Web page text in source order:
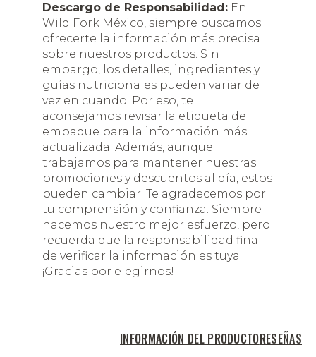
INFORMACIÓN DEL PRODUCTORESEÑAS
Descargo de Responsabilidad: En
Wild Fork México, siempre buscamos
ofrecerte la información más precisa
sobre nuestros productos. Sin
embargo, los detalles, ingredientes y
guías nutricionales pueden variar de
vez en cuando. Por eso, te
aconsejamos revisar la etiqueta del
empaque para la información más
actualizada. Además, aunque
trabajamos para mantener nuestras
promociones y descuentos al día, estos
pueden cambiar. Te agradecemos por
tu comprensión y confianza. Siempre
hacemos nuestro mejor esfuerzo, pero
recuerda que la responsabilidad final
de verificar la información es tuya.
¡Gracias por elegirnos!